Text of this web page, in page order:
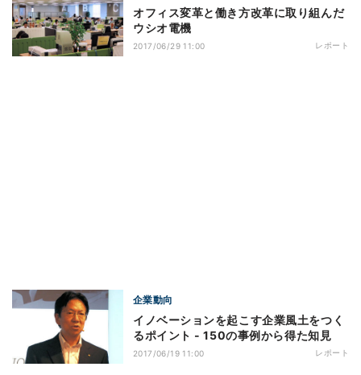
オフィス変革と働き方改革に取り組んだ
ウシオ電機
2017/06/29 11:00 レポート
企業動向
イノベーションを起こす企業風土をつく
るポイント - 150の事例から得た知見
2017/06/19 11:00 レポート